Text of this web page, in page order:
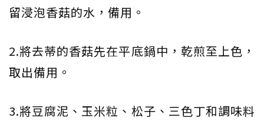
留浸泡香菇的水，備用。
2.將去蒂的香菇先在平底鍋中，乾煎至上色，
取出備用。
3.將豆腐泥、玉米粒、松子、三色丁和調味料